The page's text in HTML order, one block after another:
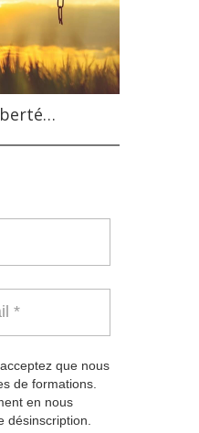
que nous
de formations.
en nous
désinscription.